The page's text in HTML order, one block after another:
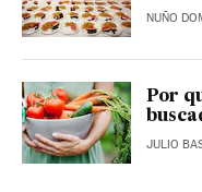
NUÑO
Por
JULIO